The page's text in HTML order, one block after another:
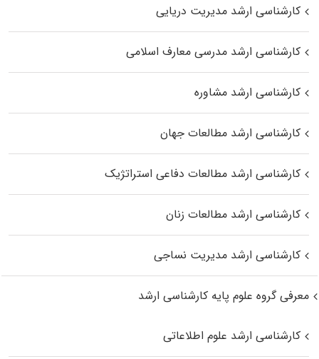
کارشناسی ارشد مدیریت دریایی
کارشناسی ارشد مدرسی معارف اسلامی
کارشناسی ارشد مشاوره
کارشناسی ارشد مطالعات جهان
کارشناسی ارشد مطالعات دفاعی استراتژیک
کارشناسی ارشد مطالعات زنان
کارشناسی ارشد مدیریت نساجی
معرفی گروه علوم پایه کارشناسی ارشد
کارشناسی ارشد علوم اطلاعاتی